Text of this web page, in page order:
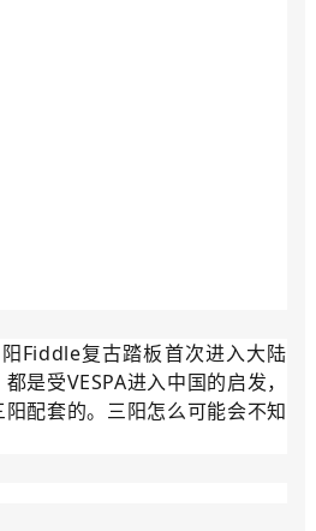
Fiddle复古踏板首次进入大陆
是受VESPA进入中国的启发，
配套的。三阳怎么可能会不知